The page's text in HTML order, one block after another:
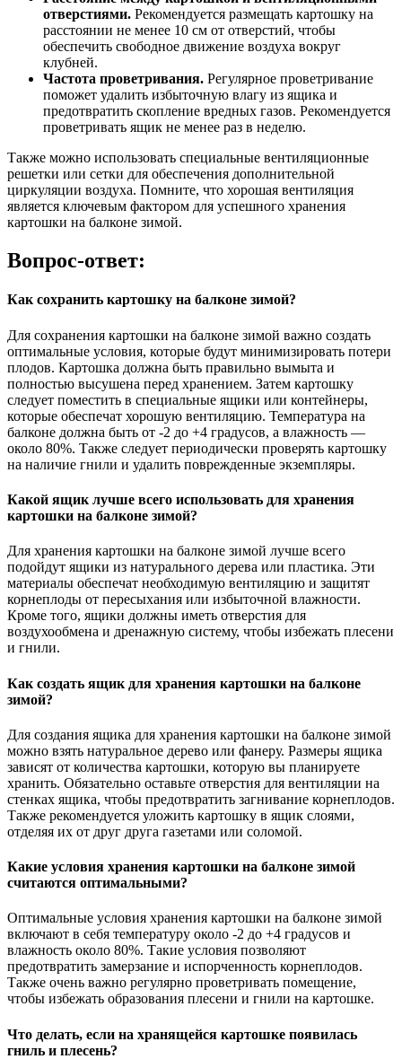
отверстиями. Рекомендуется размещать картошку на
расстоянии не менее 10 см от отверстий, чтобы
обеспечить свободное движение воздуха вокруг
клубней.
Частота проветривания. Регулярное проветривание
поможет удалить избыточную влагу из ящика и
предотвратить скопление вредных газов. Рекомендуется
проветривать ящик не менее раз в неделю.
Также можно использовать специальные вентиляционные
решетки или сетки для обеспечения дополнительной
циркуляции воздуха. Помните, что хорошая вентиляция
является ключевым фактором для успешного хранения
картошки на балконе зимой.
Вопрос-ответ:
Как сохранить картошку на балконе зимой?
Для сохранения картошки на балконе зимой важно создать
оптимальные условия, которые будут минимизировать потери
плодов. Картошка должна быть правильно вымыта и
полностью высушена перед хранением. Затем картошку
следует поместить в специальные ящики или контейнеры,
которые обеспечат хорошую вентиляцию. Температура на
балконе должна быть от -2 до +4 градусов, а влажность —
около 80%. Также следует периодически проверять картошку
на наличие гнили и удалить поврежденные экземпляры.
Какой ящик лучше всего использовать для хранения
картошки на балконе зимой?
Для хранения картошки на балконе зимой лучше всего
подойдут ящики из натурального дерева или пластика. Эти
материалы обеспечат необходимую вентиляцию и защитят
корнеплоды от пересыхания или избыточной влажности.
Кроме того, ящики должны иметь отверстия для
воздухообмена и дренажную систему, чтобы избежать плесени
и гнили.
Как создать ящик для хранения картошки на балконе
зимой?
Для создания ящика для хранения картошки на балконе зимой
можно взять натуральное дерево или фанеру. Размеры ящика
зависят от количества картошки, которую вы планируете
хранить. Обязательно оставьте отверстия для вентиляции на
стенках ящика, чтобы предотвратить загнивание корнеплодов.
Также рекомендуется уложить картошку в ящик слоями,
отделяя их от друг друга газетами или соломой.
Какие условия хранения картошки на балконе зимой
считаются оптимальными?
Оптимальные условия хранения картошки на балконе зимой
включают в себя температуру около -2 до +4 градусов и
влажность около 80%. Такие условия позволяют
предотвратить замерзание и испорченность корнеплодов.
Также очень важно регулярно проветривать помещение,
чтобы избежать образования плесени и гнили на картошке.
Что делать, если на хранящейся картошке появилась
гниль и плесень?